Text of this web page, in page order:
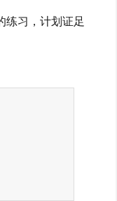
练习，计划证足